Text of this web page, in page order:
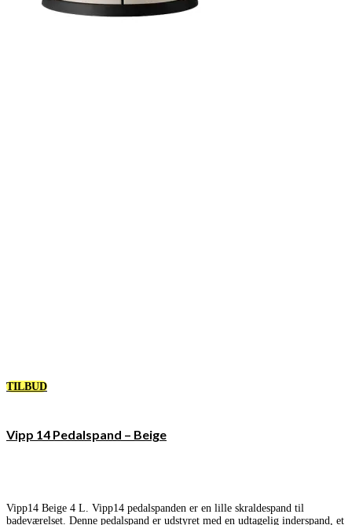
TILBUD
Vipp 14 Pedalspand – Beige
Vipp14 Beige 4 L. Vipp14 pedalspanden er en lille skraldespand til
badeværelset. Denne pedalspand er udstyret med en udtagelig inderspand, et